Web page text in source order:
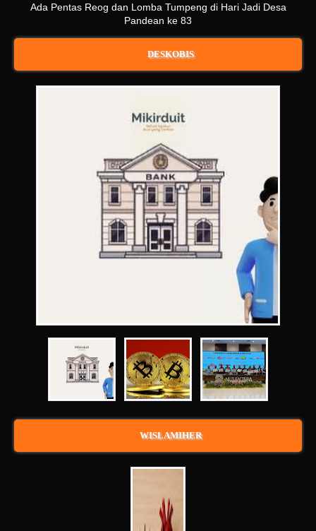
Ada Pentas Reog dan Lomba Tumpeng di Hari Jadi Desa
Pandean ke 83
DESKOBIS
WISLAMIHER